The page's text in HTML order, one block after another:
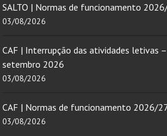
SALTO | Normas de funcionamento
03/08/2026
CAF | Interrupção das atividades letivas –
setembro 2026
03/08/2026
CAF | Normas de funcionamento 2026/
03/08/2026